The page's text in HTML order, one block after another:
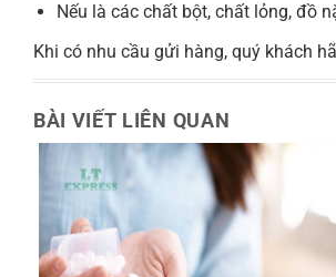
Nếu là các chất bột, chất lỏng, đồ
Khi có nhu cầu gửi hàng, quý khách
BÀI VIẾT LIÊN QUAN